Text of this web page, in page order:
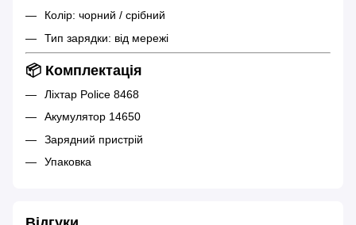
Колір: чорний / срібний
Тип зарядки: від мережі
📦 Комплектація
Ліхтар Police 8468
Акумулятор 14650
Зарядний пристрій
Упаковка